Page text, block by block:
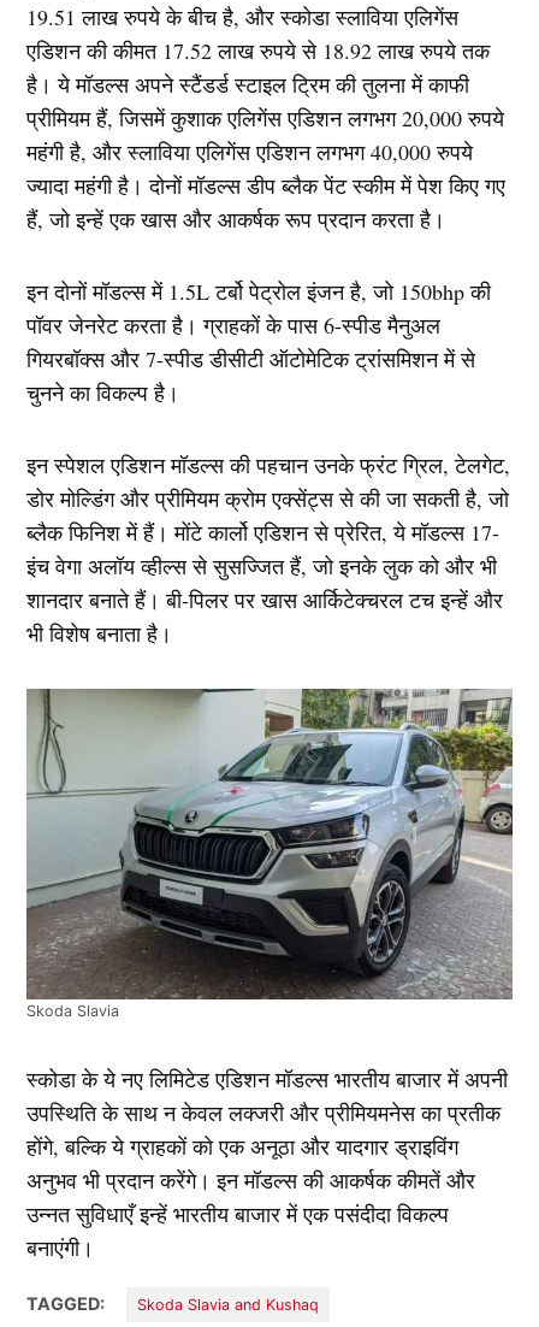
19.51 लाख रुपये के बीच है, और स्कोडा स्लाविया एलिगेंस
एडिशन की कीमत 17.52 लाख रुपये से 18.92 लाख रुपये तक
है। ये मॉडल्स अपने स्टैंडर्ड स्टाइल ट्रिम की तुलना में काफी
प्रीमियम हैं, जिसमें कुशाक एलिगेंस एडिशन लगभग 20,000 रुपये
महंगी है, और स्लाविया एलिगेंस एडिशन लगभग 40,000 रुपये
ज्यादा महंगी है। दोनों मॉडल्स डीप ब्लैक पेंट स्कीम में पेश किए गए
हैं, जो इन्हें एक खास और आकर्षक रूप प्रदान करता है।
इन दोनों मॉडल्स में 1.5L टर्बो पेट्रोल इंजन है, जो 150bhp की
पॉवर जेनरेट करता है। ग्राहकों के पास 6-स्पीड मैनुअल
गियरबॉक्स और 7-स्पीड डीसीटी ऑटोमेटिक ट्रांसमिशन में से
चुनने का विकल्प है।
इन स्पेशल एडिशन मॉडल्स की पहचान उनके फ्रंट ग्रिल, टेलगेट,
डोर मोल्डिंग और प्रीमियम क्रोम एक्सेंट्स से की जा सकती है, जो
ब्लैक फिनिश में हैं। मोंटे कार्लो एडिशन से प्रेरित, ये मॉडल्स 17-
इंच वेगा अलॉय व्हील्स से सुसज्जित हैं, जो इनके लुक को और भी
शानदार बनाते हैं। बी-पिलर पर खास आर्किटेक्चरल टच इन्हें और
भी विशेष बनाता है।
Skoda Slavia
स्कोडा के ये नए लिमिटेड एडिशन मॉडल्स भारतीय बाजार में अपनी
उपस्थिति के साथ न केवल लक्जरी और प्रीमियमनेस का प्रतीक
होंगे, बल्कि ये ग्राहकों को एक अनूठा और यादगार ड्राइविंग
अनुभव भी प्रदान करेंगे। इन मॉडल्स की आकर्षक कीमतें और
उन्नत सुविधाएँ इन्हें भारतीय बाजार में एक पसंदीदा विकल्प
बनाएंगी।
TAGGED: Skoda Slavia and Kushaq